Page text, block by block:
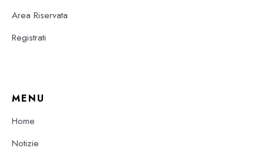
Area Riservata
Registrati
MENU
Home
Notizie